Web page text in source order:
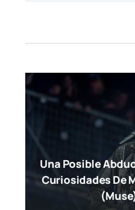
Una Posible
Curiosidades De